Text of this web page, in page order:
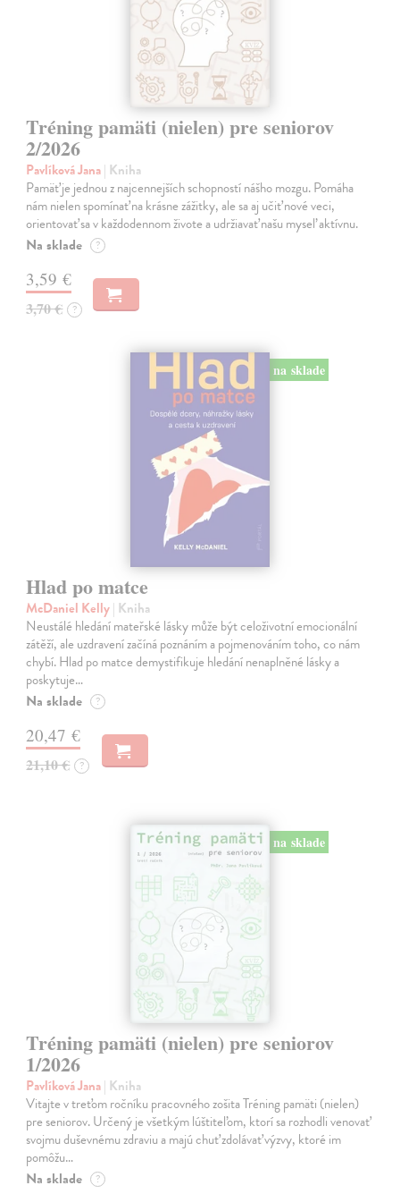
Tréning pamäti (nielen) pre seniorov
2/2026
Pavlíková Jana| Kniha
Pamäť je jednou z najcennejších schopností nášho mozgu. Pomáha
nám nielen spomínať na krásne zážitky, ale sa aj učiť nové veci,
orientovať sa v každodennom živote a udržiavať našu myseľ aktívnu.
Na sklade ?
3,59 €
3,70 € ?
na sklade
Hlad po matce
McDaniel Kelly| Kniha
Neustálé hledání mateřské lásky může být celoživotní emocionální
zátěží, ale uzdravení začíná poznáním a pojmenováním toho, co nám
chybí. Hlad po matce demystifikuje hledání nenaplněné lásky a
poskytuje…
Na sklade ?
20,47 €
21,10 € ?
na sklade
Tréning pamäti (nielen) pre seniorov
1/2026
Pavlíková Jana| Kniha
Vitajte v treťom ročníku pracovného zošita Tréning pamäti (nielen)
pre seniorov. Určený je všetkým lúštiteľom, ktorí sa rozhodli venovať
svojmu duševnému zdraviu a majú chuť zdolávať výzvy, ktoré im
pomôžu…
Na sklade ?